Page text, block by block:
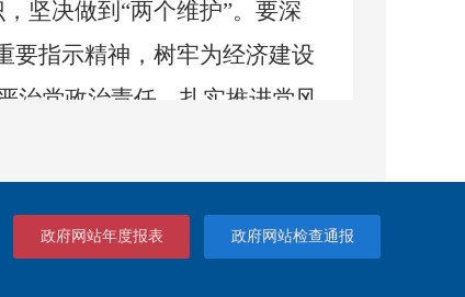
坚决做到 “两个维护”。要深
要指示精神，树牢为经济建设
治党政治责任，扎实推进党风
基层党建工作质量。要树立抓
度融合。四是落实党中央及省
政府网站年度报表 政府网站检查通报